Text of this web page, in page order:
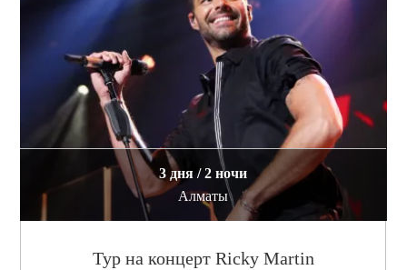
3 дня / 2 ночи
Алматы
Тур на концерт Ricky Martin